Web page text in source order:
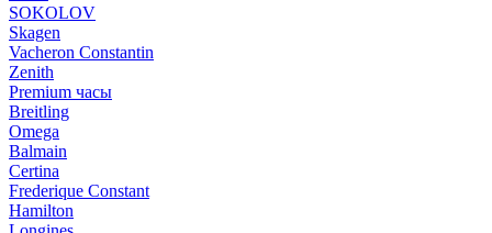
SOKOLOV
Skagen
Vacheron Constantin
Zenith
Premium часы
Breitling
Omega
Balmain
Certina
Frederique Constant
Hamilton